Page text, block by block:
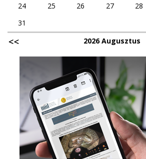
24
25 26 27 28
31
2026 Augusztus